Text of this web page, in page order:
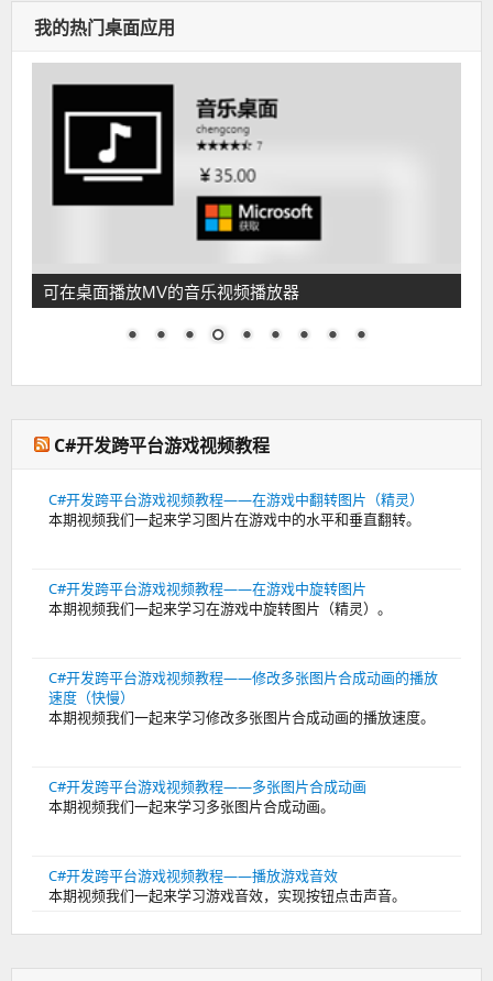
我的热门桌面应用
可在桌面播放MV的音乐视频播放器
C#开发跨平台游戏视频教程
C#开发跨平台游戏视频教程——在游戏中翻转图片（精灵）
本期视频我们一起来学习图片在游戏中的水平和垂直翻转。
C#开发跨平台游戏视频教程——在游戏中旋转图片
本期视频我们一起来学习在游戏中旋转图片（精灵）。
C#开发跨平台游戏视频教程——修改多张图片合成动画的播放
速度（快慢）
本期视频我们一起来学习修改多张图片合成动画的播放速度。
C#开发跨平台游戏视频教程——多张图片合成动画
本期视频我们一起来学习多张图片合成动画。
C#开发跨平台游戏视频教程——播放游戏音效
本期视频我们一起来学习游戏音效，实现按钮点击声音。